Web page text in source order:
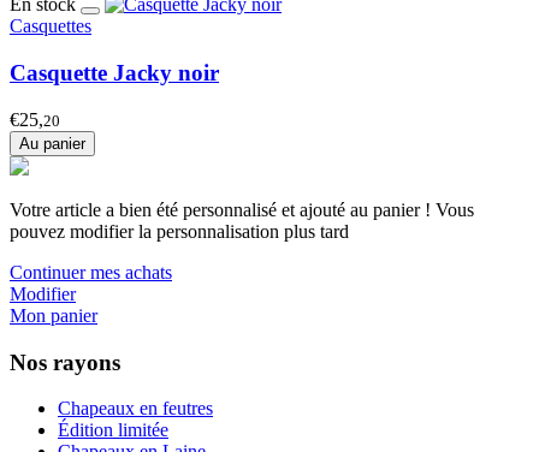
En stock
Casquettes
Casquette Jacky noir
€25,20
Au panier
Votre article a bien été personnalisé et ajouté au panier ! Vous
pouvez modifier la personnalisation plus tard
Continuer mes achats
Modifier
Mon panier
Nos rayons
Chapeaux en feutres
Édition limitée